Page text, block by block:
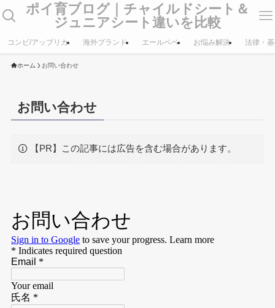
ポイ育ブログ｜チャイルドシート＆
ジュニアシート違いを比較
コンビ/アップリカ 海外ブランド エールベベ お悩み解決 法律・
ホーム お問い合わせ
お問い合わせ
【PR】この記事には広告を含む場合があります。